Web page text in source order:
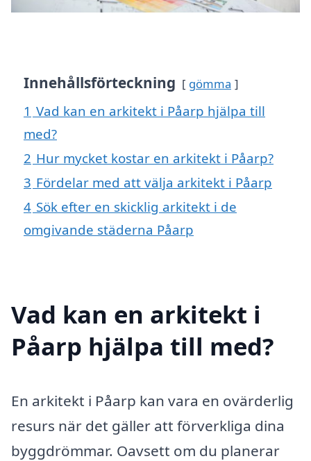
Innehållsförteckning gömma
1 Vad kan en arkitekt i Påarp hjälpa till
med?
2 Hur mycket kostar en arkitekt i Påarp?
3 Fördelar med att välja arkitekt i Påarp
4 Sök efter en skicklig arkitekt i de
omgivande städerna Påarp
Vad kan en arkitekt i
Påarp hjälpa till med?
En arkitekt i Påarp kan vara en ovärderlig
resurs när det gäller att förverkliga dina
byggdrömmar. Oavsett om du planerar